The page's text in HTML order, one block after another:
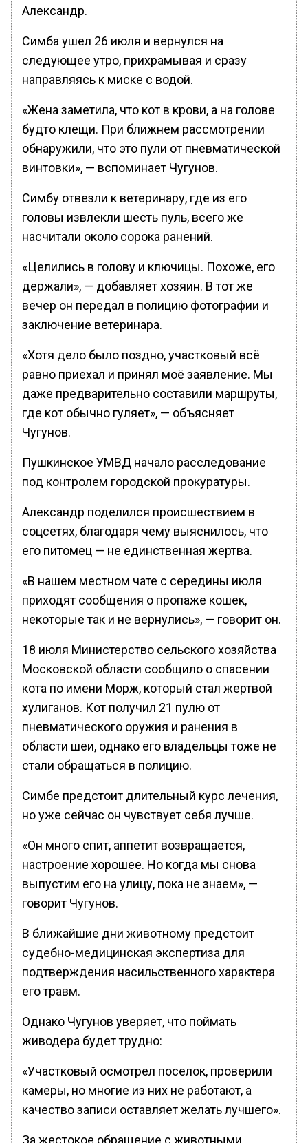
Александр.
Симба ушел 26 июля и вернулся на
следующее утро, прихрамывая и сразу
направляясь к миске с водой.
«Жена заметила, что кот в крови, а на голове
будто клещи. При ближнем рассмотрении
обнаружили, что это пули от пневматической
винтовки», — вспоминает Чугунов.
Симбу отвезли к ветеринару, где из его
головы извлекли шесть пуль, всего же
насчитали около сорока ранений.
«Целились в голову и ключицы. Похоже, его
держали», — добавляет хозяин. В тот же
вечер он передал в полицию фотографии и
заключение ветеринара.
«Хотя дело было поздно, участковый всё
равно приехал и принял моё заявление. Мы
даже предварительно составили маршруты,
где кот обычно гуляет», — объясняет
Чугунов.
Пушкинское УМВД начало расследование
под контролем городской прокуратуры.
Александр поделился происшествием в
соцсетях, благодаря чему выяснилось, что
его питомец — не единственная жертва.
«В нашем местном чате с середины июля
приходят сообщения о пропаже кошек,
некоторые так и не вернулись», — говорит он.
18 июля Министерство сельского хозяйства
Московской области сообщило о спасении
кота по имени Морж, который стал жертвой
хулиганов. Кот получил 21 пулю от
пневматического оружия и ранения в
области шеи, однако его владельцы тоже не
стали обращаться в полицию.
Симбе предстоит длительный курс лечения,
но уже сейчас он чувствует себя лучше.
«Он много спит, аппетит возвращается,
настроение хорошее. Но когда мы снова
выпустим его на улицу, пока не знаем», —
говорит Чугунов.
В ближайшие дни животному предстоит
судебно-медицинская экспертиза для
подтверждения насильственного характера
его травм.
Однако Чугунов уверяет, что поймать
живодера будет трудно:
«Участковый осмотрел поселок, проверили
камеры, но многие из них не работают, а
качество записи оставляет желать лучшего».
За жестокое обращение с животными